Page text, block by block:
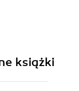
książki